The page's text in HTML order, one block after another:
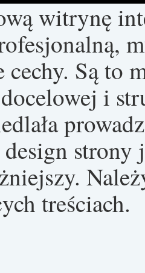
witrynę
cechy. Są to
i
strony
treściach.